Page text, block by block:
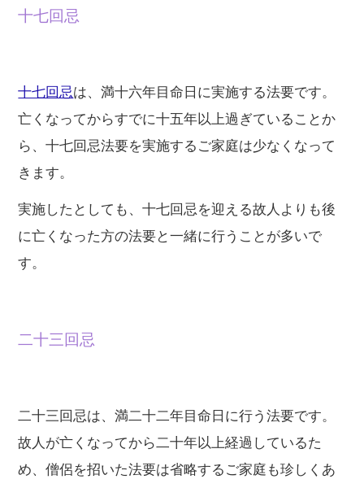
十七回忌
十七回忌は、満十六年目命日に実施する法要です。
亡くなってからすでに十五年以上過ぎていることか
ら、十七回忌法要を実施するご家庭は少なくなって
きます。
実施したとしても、十七回忌を迎える故人よりも後
に亡くなった方の法要と一緒に行うことが多いで
す。
二十三回忌
二十三回忌は、満二十二年目命日に行う法要です。
故人が亡くなってから二十年以上経過しているた
め、僧侶を招いた法要は省略するご家庭も珍しくあ